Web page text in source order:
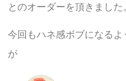
とのオーダーを頂きました
今回もハネ感ボブになる
が